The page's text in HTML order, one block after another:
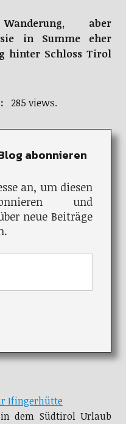
aber
in Summe eher
hinter Schloss Tirol
285 views.
abonnieren
an, um diesen
und
neue Beiträge
Ifingerhütte
dem Südtirol Urlaub